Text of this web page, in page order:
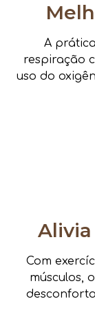
A
respiração
uso do
Com
músculos,